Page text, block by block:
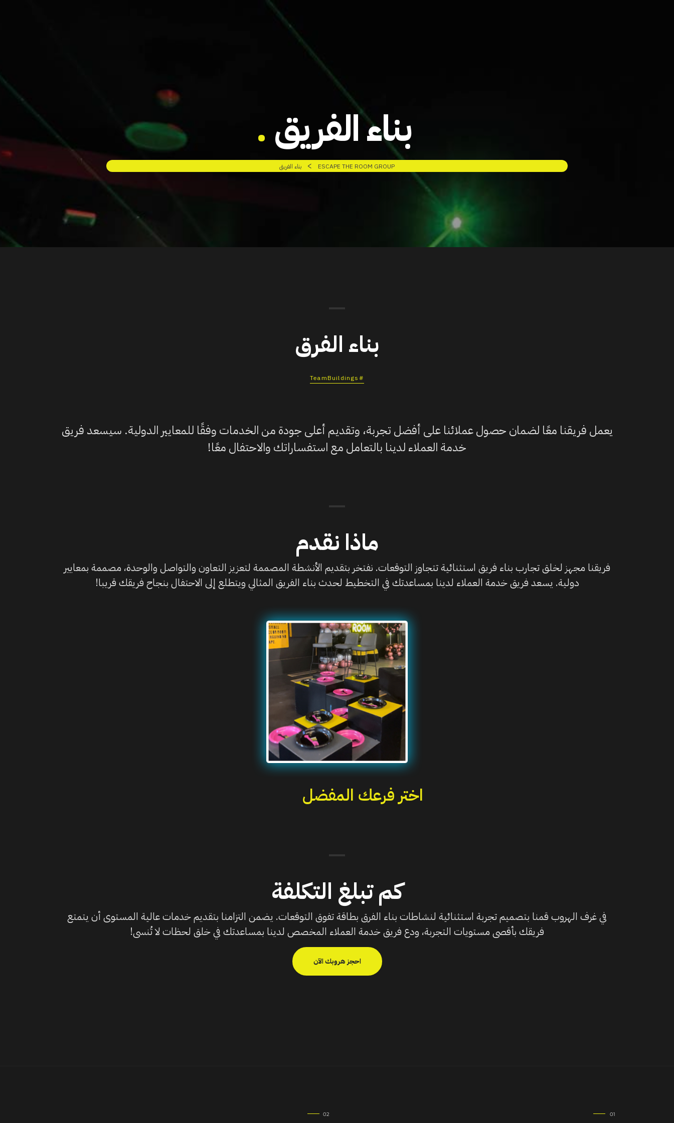
بناء الفريق
ESCAPE THE ROOM GROUP
> بناء الفريق
بناء الفرق
#TeamBuildings
يعمل فريقنا معًا لضمان حصول عملائنا على أفضل تجربة، وتقديم أعلى جودة من الخدمات وفقًا للمعايير الدولية. سيسعد فريق
خدمة العملاء لدينا بالتعامل مع استفساراتك والاحتفال معًا!
ماذا نقدم
فريقنا مجهز لخلق تجارب بناء فريق استثنائية تتجاوز التوقعات. نفتخر بتقديم الأنشطة المصممة لتعزيز التعاون والتواصل والوحدة، مصممة بمعايير
دولية. يسعد فريق خدمة العملاء لدينا بمساعدتك في التخطيط لحدث بناء الفريق المثالي ويتطلع إلى الاحتفال بنجاح فريقك قريبا!
اختر فرعك المفضل
كم تبلغ التكلفة
في غرف الهروب قمنا بتصميم تجربة استثنائية لنشاطات بناء الفرق بطاقة تفوق التوقعات. يضمن التزامنا بتقديم خدمات عالية المستوى أن يتمتع
فريقك بأقصى مستويات التجربة، ودع فريق خدمة العملاء المخصص لدينا بمساعدتك في خلق لحظات لا تُنسى!
احجز هروبك الآن